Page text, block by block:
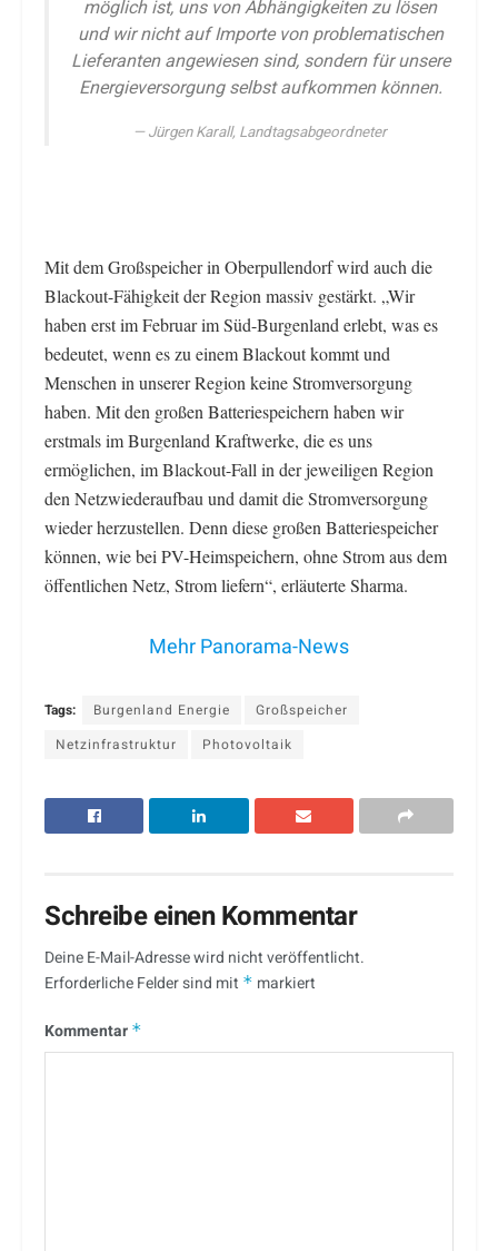
möglich ist, uns von Abhängigkeiten zu lösen
und wir nicht auf Importe von problematischen
Lieferanten angewiesen sind, sondern für unsere
Energieversorgung selbst aufkommen können.
Jürgen Karall, Landtagsabgeordneter
Mit dem Großspeicher in Oberpullendorf wird auch die
Blackout-Fähigkeit der Region massiv gestärkt. „Wir
haben erst im Februar im Süd-Burgenland erlebt, was es
bedeutet, wenn es zu einem Blackout kommt und
Menschen in unserer Region keine Stromversorgung
haben. Mit den großen Batteriespeichern haben wir
erstmals im Burgenland Kraftwerke, die es uns
ermöglichen, im Blackout-Fall in der jeweiligen Region
den Netzwiederaufbau und damit die Stromversorgung
wieder herzustellen. Denn diese großen Batteriespeicher
können, wie bei PV-Heimspeichern, ohne Strom aus dem
öffentlichen Netz, Strom liefern“, erläuterte Sharma.
Mehr Panorama-News
Tags: Burgenland Energie
Großspeicher
Netzinfrastruktur
Photovoltaik
Schreibe einen Kommentar
Deine E-Mail-Adresse wird nicht veröffentlicht.
Erforderliche Felder sind mit * markiert
Kommentar *